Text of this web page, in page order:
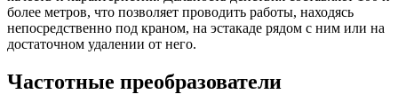
более метров, что позволяет проводить работы, находясь
непосредственно под краном, на эстакаде рядом с ним или на
достаточном удалении от него.
Частотные преобразователи